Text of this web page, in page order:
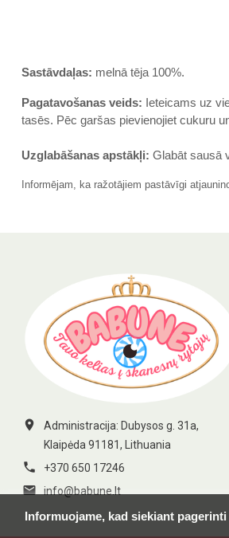
Sastāvdaļas: melnā tēja 100%.
Pagatavošanas veids: Ieteicams uz
tasēs. Pēc garšas pievienojiet cukuru
Uzglabāšanas apstākļi: Glabāt sausā
Informējam, ka ražotājiem pastāvīgi

Administracija: Dubysos g. 31a,
Klaipėda 91181, Lithuania
 +370 650 17246
 info@babune.lt
Informuojame, kad siekiant